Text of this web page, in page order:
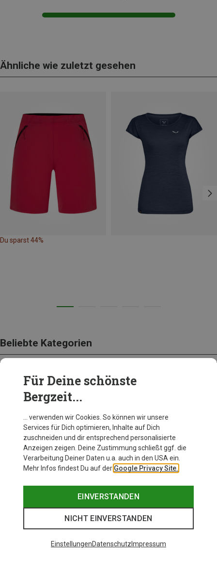
Ähnliche wie zuletzt gesehen
Du sparst 44%
Beliebte Kategorien
BEKLEIDUNG
Für Deine schönste
Bergzeit...
… verwenden wir Cookies. So können wir unsere
Services für Dich optimieren, Inhalte auf Dich
zuschneiden und dir entsprechend personalisierte
Anzeigen zeigen. Deine Zustimmung schließt ggf. die
Verarbeitung Deiner Daten u.a. auch in den USA ein.
Mehr Infos findest Du auf der Google Privacy Site.
EINVERSTANDEN
NICHT EINVERSTANDEN
EinstellungenDatenschutz Impressum